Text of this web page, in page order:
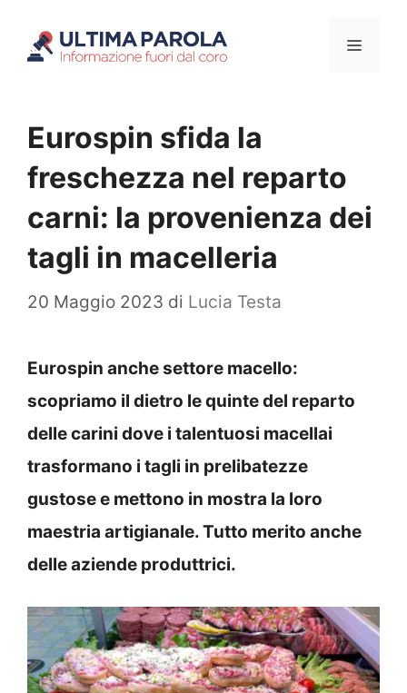
Menu
Eurospin sfida la
freschezza nel reparto
carni: la provenienza dei
tagli in macelleria
20 Maggio 2023 di Lucia Testa
Eurospin anche settore macello:
scopriamo il dietro le quinte del reparto
delle carini dove i talentuosi macellai
trasformano i tagli in prelibatezze
gustose e mettono in mostra la loro
maestria artigianale. Tutto merito anche
delle aziende produttrici.